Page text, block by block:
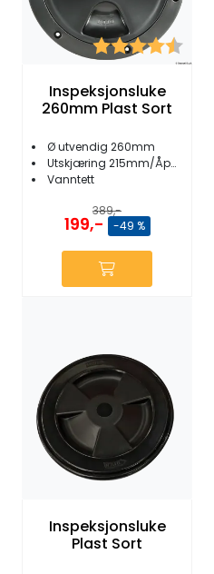
5.0 av 5 muligeKarakter:
Inspeksjonsluke
260mm Plast Sort
Ø utvendig 260mm
Utskjæring 215mm/Åpning 203mm
Vanntett
389,-
199,- -49 %
Inspeksjonsluke
Plast Sort